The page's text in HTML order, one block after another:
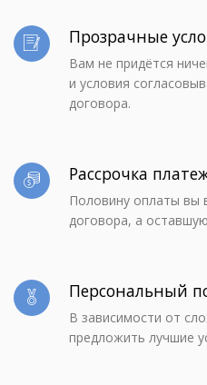
Прозрачные
Вам не придётся
и условия
договора.
Рассрочка
Половину оплаты вы
договора, а
Персональный
В зависимости от
предложить лучшие